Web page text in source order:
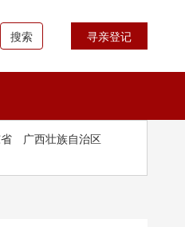
寻亲登记
搜索
广西壮族自治区